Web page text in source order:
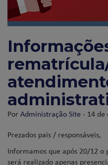
PorAdministração Site - 14 de
Prezados pais / responsáveis,
Informamos que após 20/12
será realizado apenas